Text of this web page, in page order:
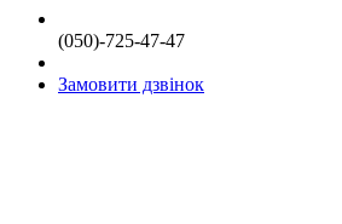
(050)-725-47-47
Замовити дзвінок